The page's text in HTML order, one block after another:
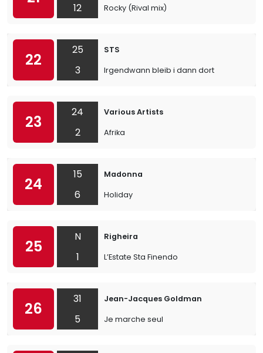
12 Rocky (Rival mix)
22
25
3
STS
Irgendwann bleib i dann dort
23
24
2
Various Artists
Afrika
24
15
6
Madonna
Holiday
25
N
1
Righeira
L’Estate Sta Finendo
26
31
5
Jean-Jacques Goldman
Je marche seul